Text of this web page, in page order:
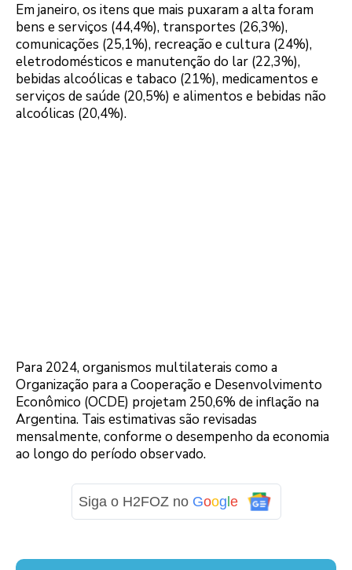
Em janeiro, os itens que mais puxaram a alta foram
bens e serviços (44,4%), transportes (26,3%),
comunicações (25,1%), recreação e cultura (24%),
eletrodomésticos e manutenção do lar (22,3%),
bebidas alcoólicas e tabaco (21%), medicamentos e
serviços de saúde (20,5%) e alimentos e bebidas não
alcoólicas (20,4%).
Para 2024, organismos multilaterais como a
Organização para a Cooperação e Desenvolvimento
Econômico (OCDE) projetam 250,6% de inflação na
Argentina. Tais estimativas são revisadas
mensalmente, conforme o desempenho da economia
ao longo do período observado.
Siga o H2FOZ no Google